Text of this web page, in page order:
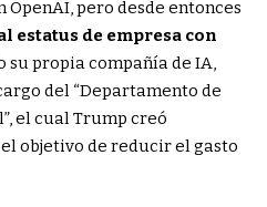
pero desde entonces
estatus de empresa con
su propia compañía de IA,
del “Departamento de
el cual Trump creó
objetivo de reducir el gasto